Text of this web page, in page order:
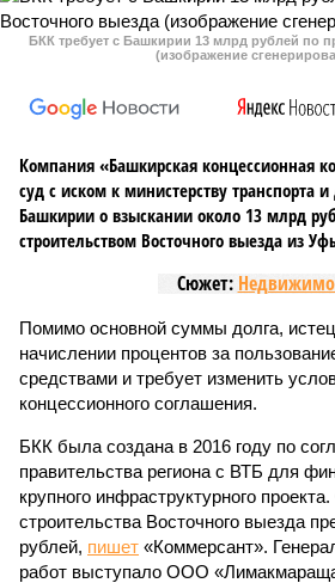
БКК требует с Башкирии 13 млрд рублей по
(изображение
Компания «Башкирская концессионная
суд с иском к министерству транспорта
Башкирии о взыскании около 13 млрд
строительством Восточного выезда из
Сюжет:
Помимо основной суммы долга,
начислении процентов за
средствами и требует изменить
концессионного соглашения.
БКК была создана в 2016 году по
правительства региона с ВТБ для
крупного инфраструктурного
строительства Восточного выезда
рублей, пишет «Коммерсант».
работ выступало ООО